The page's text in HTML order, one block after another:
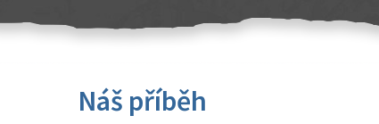
Náš příběh